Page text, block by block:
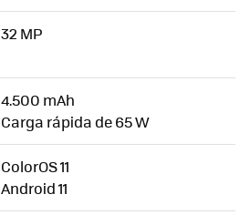
32 MP
4.500 mAh
Carga rápida de 65 W
ColorOS 11
Android 11